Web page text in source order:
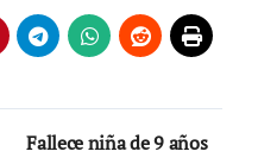
Fallece niña de 9 años